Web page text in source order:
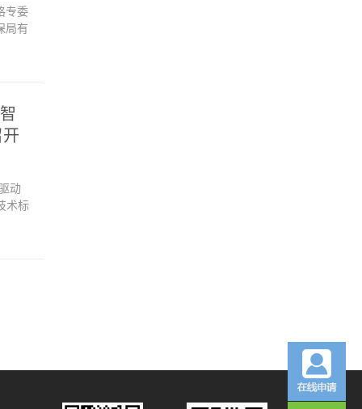
专委
局有
动
术标